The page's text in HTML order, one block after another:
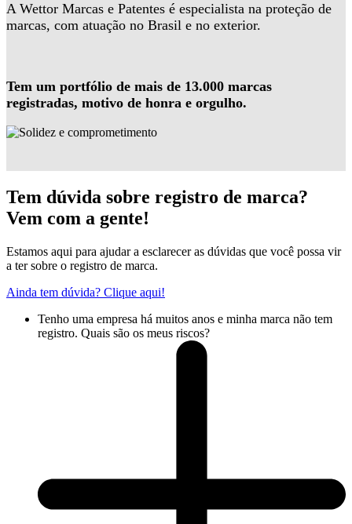
A Wettor Marcas e Patentes é especialista na proteção de
marcas, com atuação no Brasil e no exterior.
Tem um portfólio de mais de 13.000 marcas
registradas, motivo de honra e orgulho.
Tem dúvida sobre registro de marca?
Vem com a gente!
Estamos aqui para ajudar a esclarecer as dúvidas que você possa vir
a ter sobre o registro de marca.
Ainda tem dúvida? Clique aqui!
Tenho uma empresa há muitos anos e minha marca não tem
registro. Quais são os meus riscos?